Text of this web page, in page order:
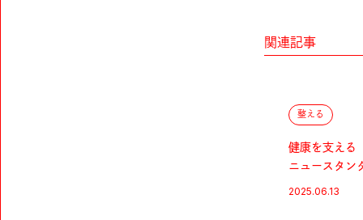
関連記事
整える
健康を支える
ニュースタン
2025.06.13